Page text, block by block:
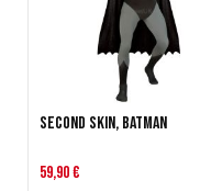
Second Skin, Batman
59,90 €